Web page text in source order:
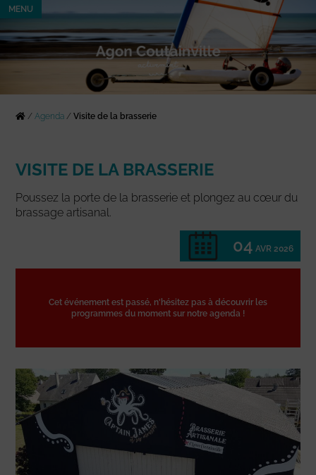
MENU
/Agenda /Visite de la brasserie
VISITE DE LA BRASSERIE
Poussez la porte de la brasserie et plongez au cœur du
brassage artisanal.
04 AVR 2026
Cet événement est passé, n'hésitez pas à découvrir les
programmes du moment sur notre agenda !